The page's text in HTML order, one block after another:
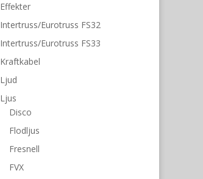
Effekter
Intertruss/Eurotruss FS32
Intertruss/Eurotruss FS33
Kraftkabel
Ljud
Ljus
Disco
Flodljus
Fresnell
FVX